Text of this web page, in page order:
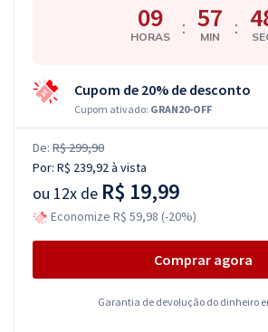
09
HORAS : 57
MIN :
Cupom de 20% de desconto
Cupom ativado: GRAN20-OFF
De: R$ 299,90
Por: R$ 239,92à vista
ou 12x de R$ 19,99
Economize R$ 59,98 (-20%)
Comprar agora
Garantia de devolução do dinheiro